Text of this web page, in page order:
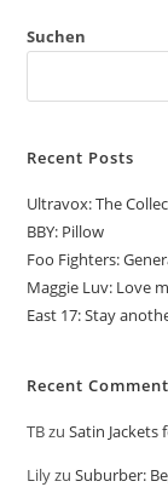
Suchen
Recent Posts
Ultravox: The
BBY: Pillow
Foo Fighters:
Maggie Luv: Love
East 17: Stay
Recent
TBzuSatin
LilyzuSuburber: